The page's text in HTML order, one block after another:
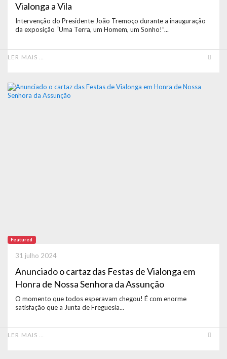
Vialonga a Vila
Intervenção do Presidente João Tremoço durante a inauguração
da exposição “Uma Terra, um Homem, um Sonho!”...
LER MAIS …
Featured
Anunciado o cartaz das Festas de Vialonga em
Honra de Nossa Senhora da Assunção
31 julho 2024
O momento que todos esperavam chegou! É com enorme
satisfação que a Junta de Freguesia...
LER MAIS …